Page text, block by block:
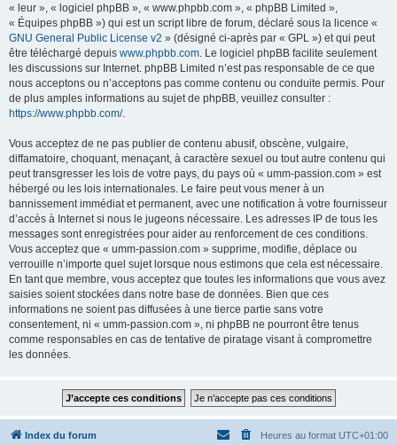
« leur », « logiciel phpBB », « www.phpbb.com », « phpBB Limited »,
« Équipes phpBB ») qui est un script libre de forum, déclaré sous la licence «
GNU General Public License v2 » (désigné ci-après par « GPL ») et qui peut
être téléchargé depuis www.phpbb.com. Le logiciel phpBB facilite seulement
les discussions sur Internet. phpBB Limited n’est pas responsable de ce que
nous acceptons ou n’acceptons pas comme contenu ou conduite permis. Pour
de plus amples informations au sujet de phpBB, veuillez consulter :
https://www.phpbb.com/.
Vous acceptez de ne pas publier de contenu abusif, obscène, vulgaire,
diffamatoire, choquant, menaçant, à caractère sexuel ou tout autre contenu qui
peut transgresser les lois de votre pays, du pays où « umm-passion.com » est
hébergé ou les lois internationales. Le faire peut vous mener à un
bannissement immédiat et permanent, avec une notification à votre fournisseur
d’accès à Internet si nous le jugeons nécessaire. Les adresses IP de tous les
messages sont enregistrées pour aider au renforcement de ces conditions.
Vous acceptez que « umm-passion.com » supprime, modifie, déplace ou
verrouille n’importe quel sujet lorsque nous estimons que cela est nécessaire.
En tant que membre, vous acceptez que toutes les informations que vous avez
saisies soient stockées dans notre base de données. Bien que ces
informations ne soient pas diffusées à une tierce partie sans votre
consentement, ni « umm-passion.com », ni phpBB ne pourront être tenus
comme responsables en cas de tentative de piratage visant à compromettre
les données.
Index du forum Heures au format UTC+01:00